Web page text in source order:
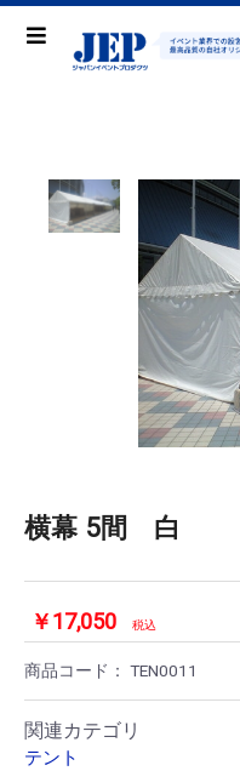
横幕 5間 白
￥17,050 税込
商品コード： TEN0011
関連カテゴリ
テント